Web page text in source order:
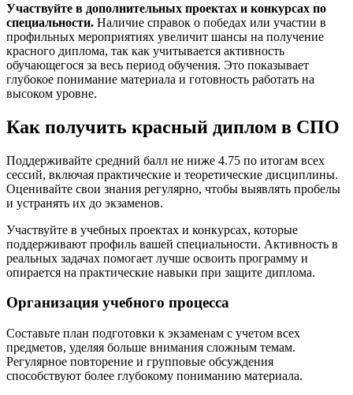
Участвуйте в дополнительных проектах и конкурсах по
специальности. Наличие справок о победах или участии в
профильных мероприятиях увеличит шансы на получение
красного диплома, так как учитывается активность
обучающегося за весь период обучения. Это показывает
глубокое понимание материала и готовность работать на
высоком уровне.
Как получить красный диплом в СПО
Поддерживайте средний балл не ниже 4.75 по итогам всех
сессий, включая практические и теоретические дисциплины.
Оценивайте свои знания регулярно, чтобы выявлять пробелы
и устранять их до экзаменов.
Участвуйте в учебных проектах и конкурсах, которые
поддерживают профиль вашей специальности. Активность в
реальных задачах помогает лучше освоить программу и
опирается на практические навыки при защите диплома.
Организация учебного процесса
Составьте план подготовки к экзаменам с учетом всех
предметов, уделяя больше внимания сложным темам.
Регулярное повторение и групповые обсуждения
способствуют более глубокому пониманию материала.